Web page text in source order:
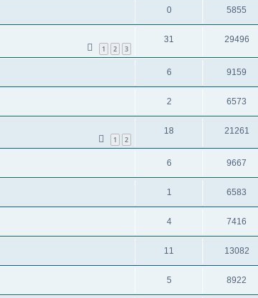
0 5855
1 2 3
31 29496
6 9159
2 6573
1 2
18 21261
6 9667
1 6583
4 7416
11 13082
5 8922